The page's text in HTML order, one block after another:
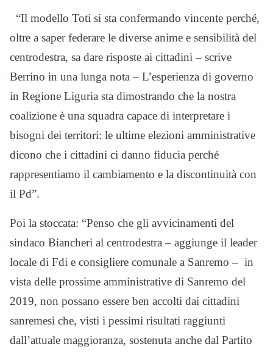
“Il modello Toti si sta confermando vincente perché,
oltre a saper federare le diverse anime e sensibilità del
centrodestra, sa dare risposte ai cittadini – scrive
Berrino in una lunga nota – L’esperienza di governo
in Regione Liguria sta dimostrando che la nostra
coalizione è una squadra capace di interpretare i
bisogni dei territori: le ultime elezioni amministrative
dicono che i cittadini ci danno fiducia perché
rappresentiamo il cambiamento e la discontinuità con
il Pd”.
Poi la stoccata: “Penso che gli avvicinamenti del
sindaco Biancheri al centrodestra – aggiunge il leader
locale di Fdi e consigliere comunale a Sanremo – in
vista delle prossime amministrative di Sanremo del
2019, non possano essere ben accolti dai cittadini
sanremesi che, visti i pessimi risultati raggiunti
dall’attuale maggioranza, sostenuta anche dal Partito